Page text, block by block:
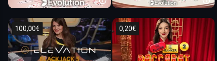
100,00€ 0,20€